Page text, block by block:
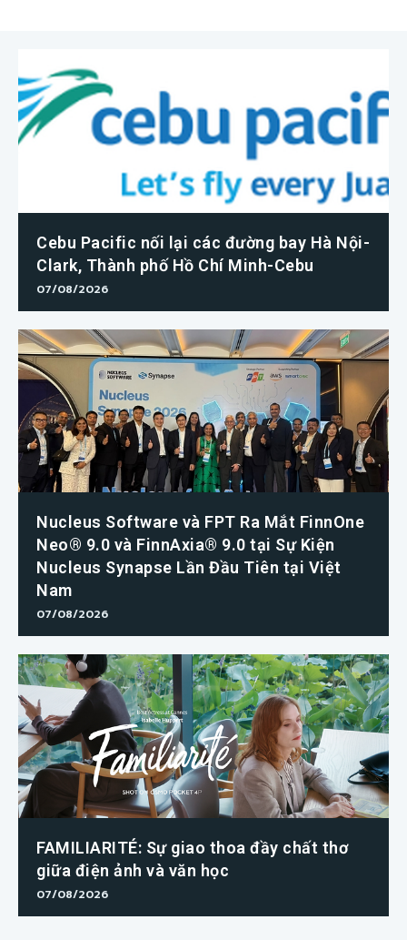
Cebu Pacific nối lại các đường bay Hà Nội-
Clark, Thành phố Hồ Chí Minh-Cebu
07/08/2026
Nucleus Software và FPT Ra Mắt FinnOne
Neo® 9.0 và FinnAxia® 9.0 tại Sự Kiện
Nucleus Synapse Lần Đầu Tiên tại Việt
Nam
07/08/2026
FAMILIARITÉ: Sự giao thoa đầy chất thơ
giữa điện ảnh và văn học
07/08/2026